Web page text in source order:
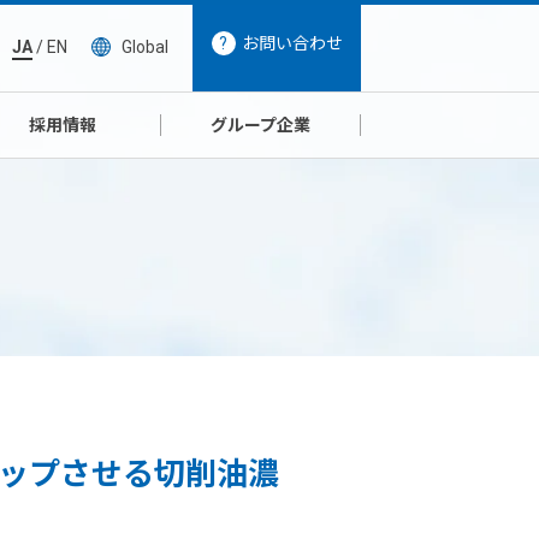
JA/ EN Global お問い合わせ
採用情報 グループ企業
プさせる切削油濃